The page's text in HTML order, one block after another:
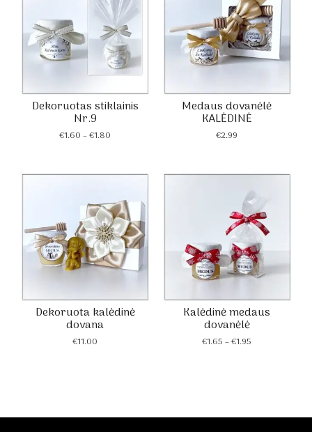
Dekoruotas stiklainis
Nr.9
€1.60 –€1.80
through
Medaus dovanėlė
KALĖDINĖ
€2.99
Dekoruota kalėdinė
dovana
€11.00
Kalėdinė medaus
dovanėlė
€1.65 –€1.95